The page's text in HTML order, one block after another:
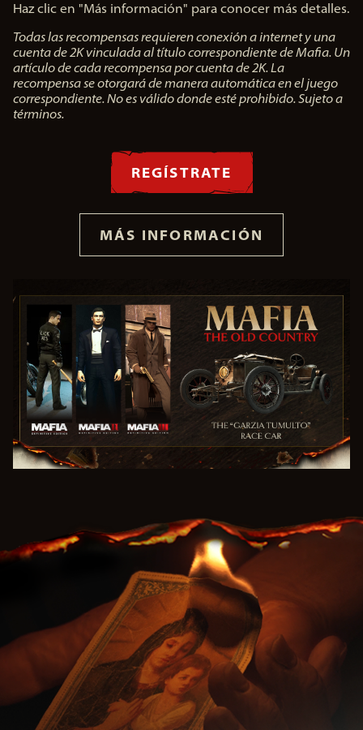
Haz clic en "Más información" para conocer más detalles.
Todas las recompensas requieren conexión a internet y una
cuenta de 2K vinculada al título correspondiente de Mafia. Un
artículo de cada recompensa por cuenta de 2K. La
recompensa se otorgará de manera automática en el juego
correspondiente. No es válido donde esté prohibido. Sujeto a
términos.
REGÍSTRATE
MÁS INFORMACIÓN